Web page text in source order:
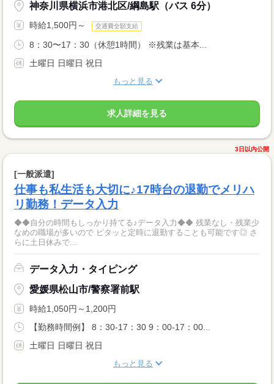
神奈川県横浜市港北区/綱島駅（バス 6分）
時給1,500円～ 交通費全額支給
8：30〜17：30（休憩1時間） ※残業は基本...
土曜日 日曜日 祝日
もっと見る
求人詳細を見る
3日以内公開
[一般派遣]
仕事も私生活も大切に♪17時台の退勤でメリハ
リ勤務！データ入力
◆◆自分の時間もしっかり持てる♪データ入力◆◆ 残業なし・残業少
なめの職場が多いので ピタッと定時に退勤することも可能です◎ さ
らに土日休みで...
データ入力・タイピング
愛媛県松山市/警察署前駅
時給1,050円～1,200円
【勤務時間例】 8：30-17：30 9：00-17：00...
土曜日 日曜日 祝日
もっと見る